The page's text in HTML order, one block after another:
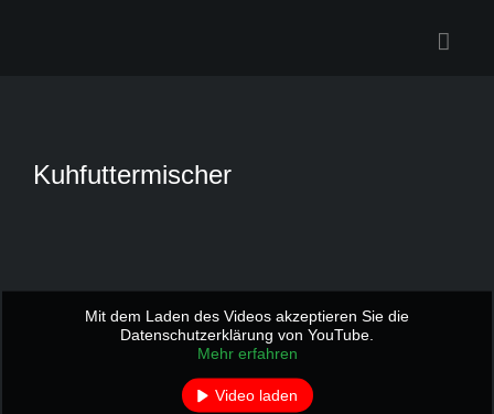
Kuhfuttermischer
Mit dem Laden des Videos akzeptieren Sie die
Datenschutzerklärung von YouTube.
Mehr erfahren
Video laden